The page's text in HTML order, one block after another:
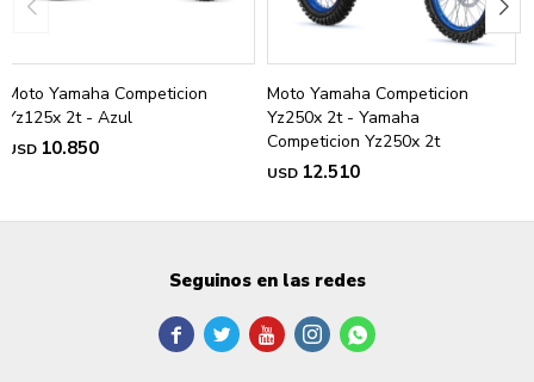
Moto Yamaha Competicion
Yz125x 2t - Azul
USD 10.850
Moto Yamaha Competicion
Yz250x 2t - Yamaha
Competicion Yz250x 2t
USD 12.510
Seguinos en las redes
    